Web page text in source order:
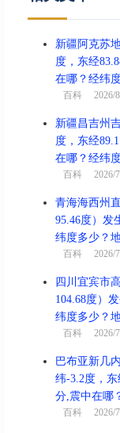
新疆阿克苏
度，东经
在哪？经纬
百科 2026/
新疆昌吉州
度，东经
在哪？经纬
百科 2026/
青海海西州
95.46度）发
纬度多少？
百科 2026/
四川宜宾市
104.68度）
纬度多少？
百科 2026/
巴布亚新几
纬-3.2度，东
分,震中在哪
百科 2026/